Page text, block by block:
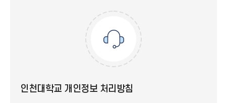
인천대학교 개인정보 처리방침